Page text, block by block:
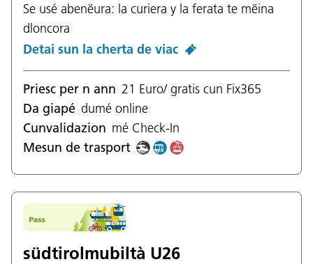
Se usé abenëura: la curiera y la ferata te mëina
dloncora
Detai sun la cherta de viac
Priesc per n ann 21 Euro/ gratis cun Fix365
Da giapé dumé online
Cunvalidazion mé Check-In
Mesun de trasport
südtirolmubiltà U26